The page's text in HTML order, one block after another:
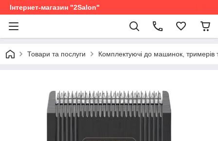
Інтернет-магазин "2Salon"
Товари та послуги Комплектуючі до машинок, тримерів